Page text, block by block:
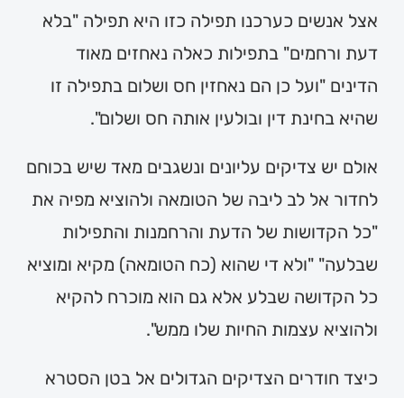
אצל אנשים כערכנו תפילה כזו היא תפילה "בלא
דעת ורחמים" בתפילות כאלה נאחזים מאוד
הדינים "ועל כן הם נאחזין חס ושלום בתפילה זו
שהיא בחינת דין ובולעין אותה חס ושלום".
אולם יש צדיקים עליונים ונשגבים מאד שיש בכוחם
לחדור אל לב ליבה של הטומאה ולהוציא מפיה את
"כל הקדושות של הדעת והרחמנות והתפילות
שבלעה" "ולא די שהוא (כח הטומאה) מקיא ומוציא
כל הקדושה שבלע אלא גם הוא מוכרח להקיא
ולהוציא עצמות החיות שלו ממש".
כיצד חודרים הצדיקים הגדולים אל בטן הסטרא